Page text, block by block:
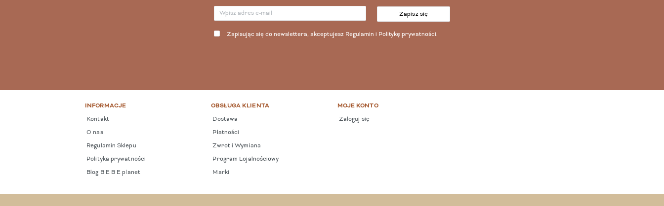
Zapisz się
Zapisując się do newslettera, akceptujesz Regulamin i Politykę prywatności.
INFORMACJE
Kontakt
O nas
Regulamin Sklepu
Polityka prywatności
Blog B E B E planet
OBSŁUGA KLIENTA
Dostawa
Płatności
Zwrot i Wymiana
Program Lojalnościowy
Marki
MOJE KONTO
Zaloguj się